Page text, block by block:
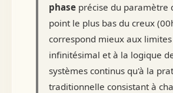
phase précise du paramètre
point le plus bas du creux
correspond mieux aux
infinitésimal et à la logique
systèmes continus qu'à la
traditionnelle consistant à